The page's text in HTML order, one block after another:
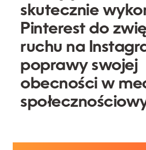
skutecznie
Pinterest do
ruchu na
poprawy swojej
obecności w